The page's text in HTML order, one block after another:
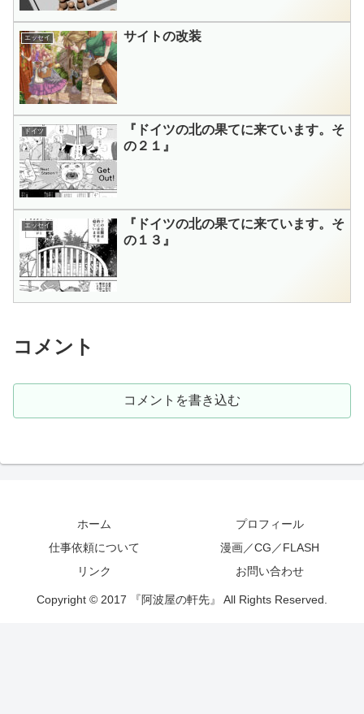
エッセイ サイトの改装
ドイツ
『ドイツの北の果てに来ています。そ
の２１』
エッセイ
『ドイツの北の果てに来ています。そ
の１３』
コメント
コメントを書き込む
ホーム
プロフィール
仕事依頼について
漫画／CG／FLASH
リンク
お問い合わせ
Copyright © 2017 『阿波屋の軒先』 All Rights Reserved.